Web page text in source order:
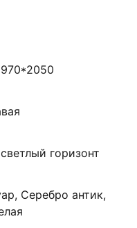
горизонт
Серебро антик,